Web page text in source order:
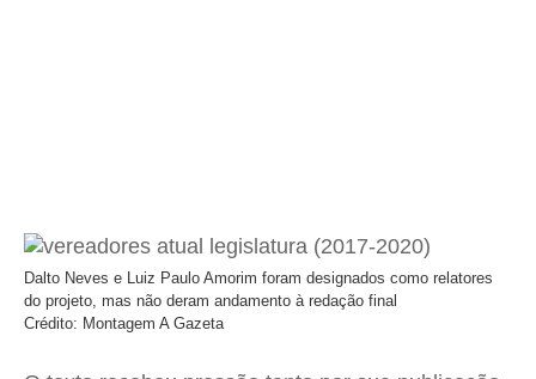
Dalto Neves e Luiz Paulo Amorim foram designados como relatores
do projeto, mas não deram andamento à redação final
Crédito: Montagem A Gazeta